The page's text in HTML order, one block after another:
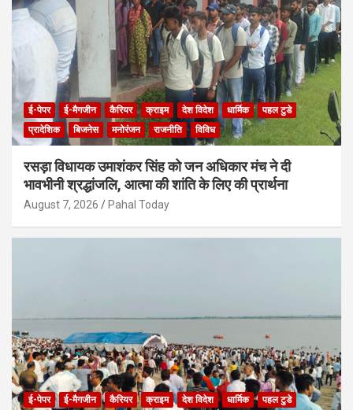
ई-पेपर ई-मैगजीन कैरियर क्राइम देश विदेश धार्मिक
पहल टुडे
प्रादेशिक
बिजनेस मनोरंजन राजनीति विविध
रसड़ा विधायक उमाशंकर सिंह को जन अधिकार मंच ने दी
भावभीनी श्रद्धांजलि, आत्मा की शांति के लिए की प्रार्थना
August 7, 2026 Pahal Today
ई-पेपर ई-मैगजीन कैरियर क्राइम देश विदेश धार्मिक पहल टुडे